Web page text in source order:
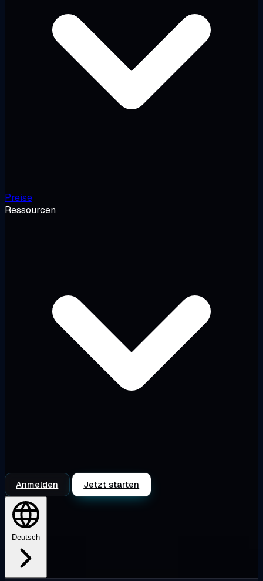
Preise
Ressourcen
Anmelden Jetzt starten
Deutsch